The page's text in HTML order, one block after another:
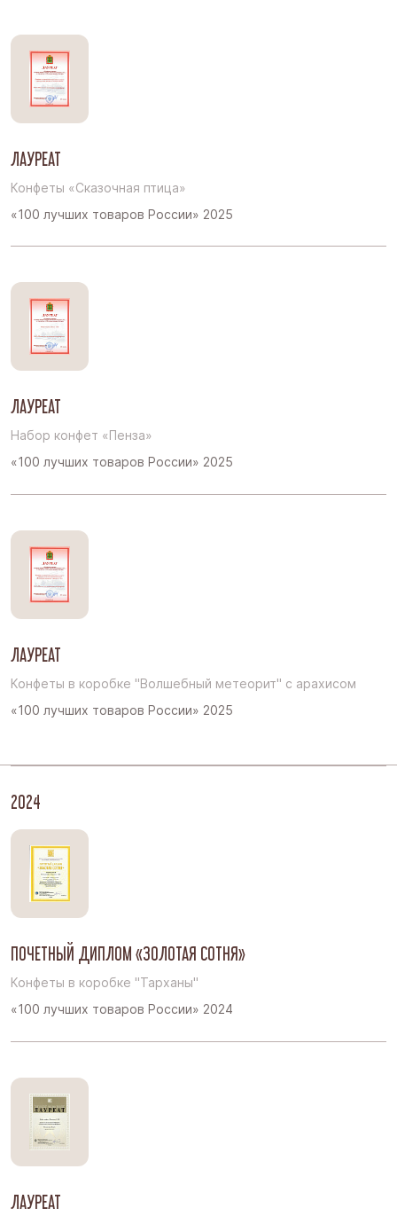
ЛАУРЕАТ
Конфеты «Сказочная птица»
«100 лучших товаров России» 2025
ЛАУРЕАТ
Набор конфет «Пенза»
«100 лучших товаров России» 2025
ЛАУРЕАТ
Конфеты в коробке "Волшебный метеорит" с арахисом
«100 лучших товаров России» 2025
2024
ПОЧЕТНЫЙ ДИПЛОМ «ЗОЛОТАЯ СОТНЯ»
Конфеты в коробке "Тарханы"
«100 лучших товаров России» 2024
ЛАУРЕАТ